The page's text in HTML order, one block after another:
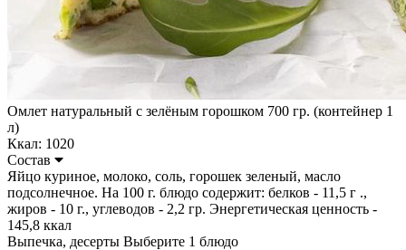
Омлет натуральный с зелёным горошком 700 гр. (контейнер 1
л)
Ккал: 1020
Состав
Яйцо куриное, молоко, соль, горошек зеленый, масло
подсолнечное. На 100 г. блюдо содержит: белков - 11,5 г .,
жиров - 10 г., углеводов - 2,2 гр. Энергетическая ценность -
145,8 ккал
Выпечка, десерты Выберите 1 блюдо